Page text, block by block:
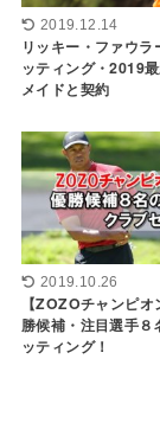
2019.12.14
リッキー・ファウラ
ッティング・2019
メイドと契約
2019.10.26
【ZOZOチャンピ
勝候補・注目選手８
ッティング！